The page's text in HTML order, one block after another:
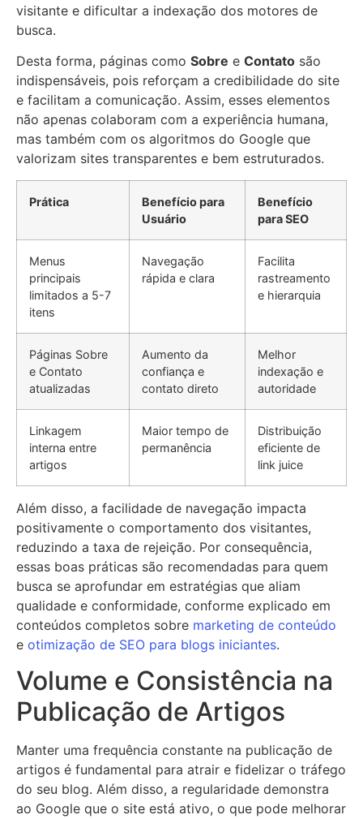
visitante e dificultar a indexação dos motores de
busca.
Desta forma, páginas como Sobre e Contato são
indispensáveis, pois reforçam a credibilidade do site
e facilitam a comunicação. Assim, esses elementos
não apenas colaboram com a experiência humana,
mas também com os algoritmos do Google que
valorizam sites transparentes e bem estruturados.
Prática
Benefício para
Usuário
Benefício
para SEO
Menus
principais
limitados a 5-7
itens
Navegação
rápida e clara
Facilita
rastreamento
e hierarquia
Páginas Sobre
e Contato
atualizadas
Aumento da
confiança e
contato direto
Melhor
indexação e
autoridade
Linkagem
interna entre
artigos
Maior tempo de
permanência
Distribuição
eficiente de
link juice
Além disso, a facilidade de navegação impacta
positivamente o comportamento dos visitantes,
reduzindo a taxa de rejeição. Por consequência,
essas boas práticas são recomendadas para quem
busca se aprofundar em estratégias que aliam
qualidade e conformidade, conforme explicado em
conteúdos completos sobre marketing de conteúdo
e otimização de SEO para blogs iniciantes.
Volume e Consistência na
Publicação de Artigos
Manter uma frequência constante na publicação de
artigos é fundamental para atrair e fidelizar o tráfego
do seu blog. Além disso, a regularidade demonstra
ao Google que o site está ativo, o que pode melhorar